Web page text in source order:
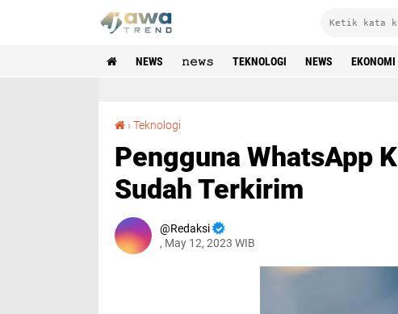
NEWS 𝚗𝚎𝚠𝚜 TEKNOLOGI NEWS EKONOMI
›Teknologi
Pengguna WhatsApp
Sudah Terkirim
Redaksi
, May 12, 2023 WIB